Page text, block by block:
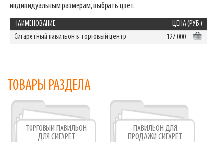
индивидуальным размерам, выбрать цвет.
НАИМЕНОВАНИЕ
ЦЕНА (РУБ.)
Сигаретный павильон в торговый центр
127 000
ТОВАРЫ РАЗДЕЛА
ТОРГОВЫЙ ПАВИЛЬОН
ДЛЯ СИГАРЕТ
ПАВИЛЬОН ДЛЯ
ПРОДАЖИ СИГАРЕТ